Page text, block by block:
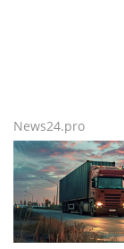
News24.pro